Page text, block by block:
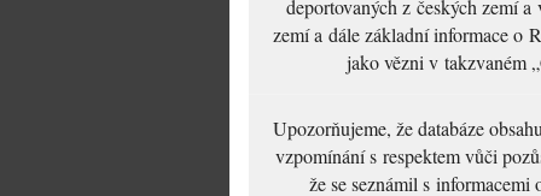
deportovaných z českých zemí
zemí a dále základní informace o
jako vězni v takzvaném
Upozorňujeme, že databáze
vzpomínání s respektem vůči
že se seznámil s